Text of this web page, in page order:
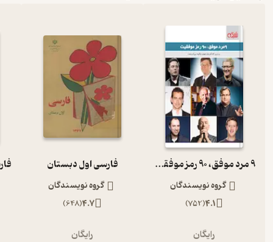
9 مرد موفق، 90 رمز موفقیت
گروه نویسندگان
4.1
(
752
)
رایگان
فارسی اول دبستان
گروه نویسندگان
4.7
(
648
)
رایگان